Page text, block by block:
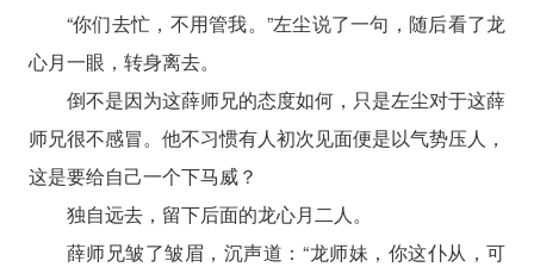
“你们去忙，不用管我。”左尘说了一句，随后看了龙
心月一眼，转身离去。
倒不是因为这薛师兄的态度如何，只是左尘对于这薛
师兄很不感冒。他不习惯有人初次见面便是以气势压人，
这是要给自己一个下马威？
独自远去，留下后面的龙心月二人。
薛师兄皱了皱眉，沉声道：“龙师妹，你这仆从，可